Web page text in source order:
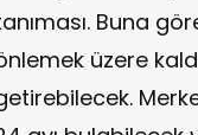
Buna
üzere